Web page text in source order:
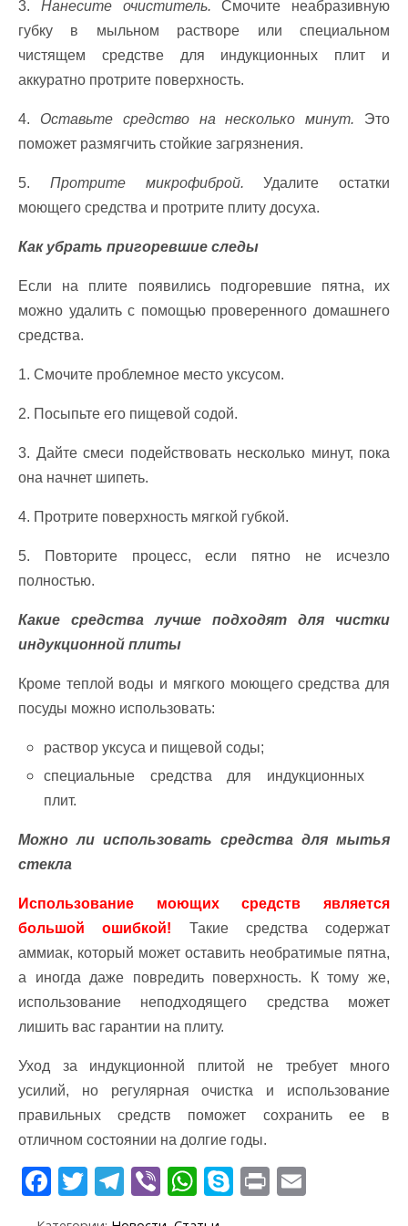
3. Нанесите очиститель.Смочите неабразивную
губку в мыльном растворе или специальном
чистящем средстве для индукционных плит и
аккуратно протрите поверхность.
4. Оставьте средство на несколько минут. Это
поможет размягчить стойкие загрязнения.
5. Протрите микрофиброй. Удалите остатки
моющего средства и протрите плиту досуха.
Как убрать пригоревшие следы
Если на плите появились подгоревшие пятна, их
можно удалить с помощью проверенного домашнего
средства.
1. Смочите проблемное место уксусом.
2. Посыпьте его пищевой содой.
3. Дайте смеси подействовать несколько минут, пока
она начнет шипеть.
4. Протрите поверхность мягкой губкой.
5. Повторите процесс, если пятно не исчезло
полностью.
Какие средства лучше подходят для чистки
индукционной плиты
Кроме теплой воды и мягкого моющего средства для
посуды можно использовать:
раствор уксуса и пищевой соды;
специальные средства для индукционных
плит.
Можно ли использовать средства для мытья
стекла
Использование моющих средств является
большой ошибкой! Такие средства содержат
аммиак, который может оставить необратимые пятна,
а иногда даже повредить поверхность. К тому же,
использование неподходящего средства может
лишить вас гарантии на плиту.
Уход за индукционной плитой не требует много
усилий, но регулярная очистка и использование
правильных средств поможет сохранить ее в
отличном состоянии на долгие годы.
F T T Vi W S Pr